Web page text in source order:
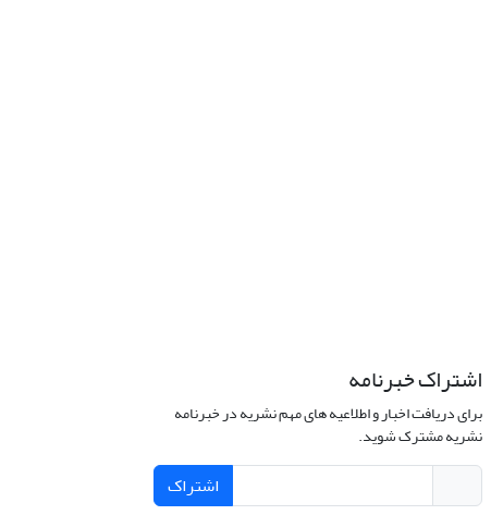
اشتراک خبرنامه
برای دریافت اخبار و اطلاعیه های مهم نشریه در خبرنامه
نشریه مشترک شوید.
اشتراک